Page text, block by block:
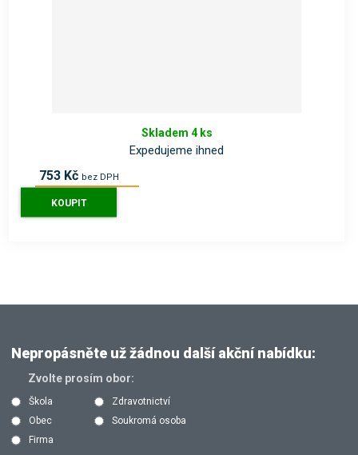
753 Kč bez DPH
Skladem 4 ks
Expedujeme ihned
KOUPIT
Nepropásněte už žádnou další akční nabídku:
Zvolte prosím obor:
Škola
Zdravotnictví
Obec
Soukromá osoba
Firma